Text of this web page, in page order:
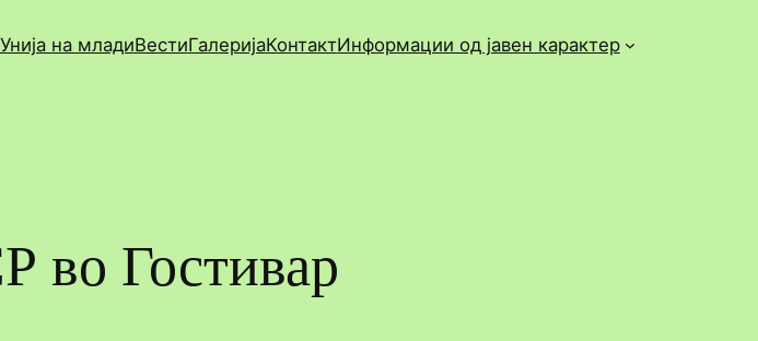
Унија на младиВестиГалеријаКонтактИнформации од јавен карактер
во Гостивар